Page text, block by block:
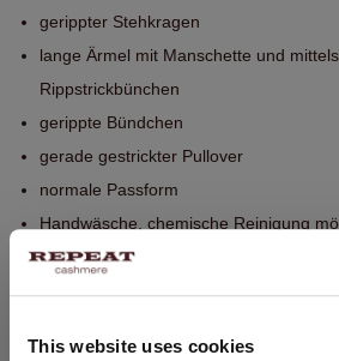
This website uses cookies
gerippter Stehkragen
lange Ärmel mit Manschette und
Rippstrickbünchen
gerippte Bündchen
gerade gestrickter Pullover
normale Passform
Handwäsche, chemische Reinigung
100% Bio-Kaschmir
GRÖSSE & SCHNITT